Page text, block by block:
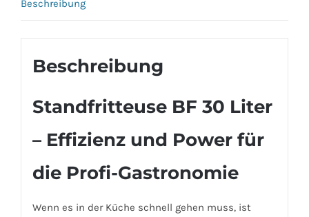
Beschreibung
Beschreibung
Standfritteuse BF 30 Liter
– Effizienz und Power für
die Profi-Gastronomie
Wenn es in der Küche schnell gehen muss, ist